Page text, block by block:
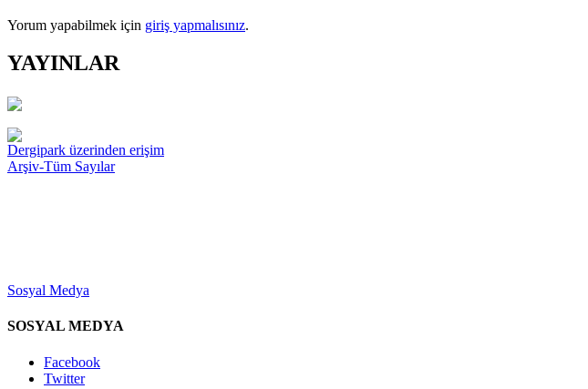
Yorum yapabilmek için giriş yapmalısınız.
YAYINLAR
Dergipark üzerinden erişim
Arşiv-Tüm Sayılar
Sosyal Medya
SOSYAL MEDYA
Facebook
Twitter